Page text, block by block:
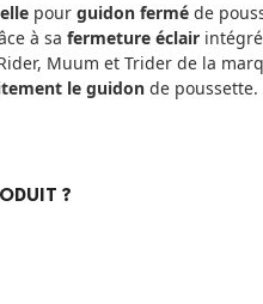
pour guidon fermé de
à sa fermeture éclair
Muum et Trider de la
le guidon de
?